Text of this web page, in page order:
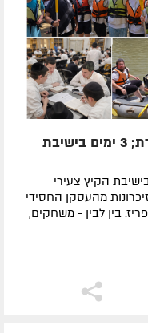
משחק חסידי גדול ומתנפחים בכנרת; 3 ימים בישיבת
הקיץ צעירי
מהעסקן החסידי
בין לבין - משחקים,